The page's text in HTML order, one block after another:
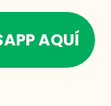
AQUÍ